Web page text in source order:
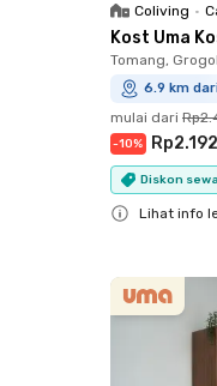
Coliving •
Kost Uma
Tomang,
6.9 km
mulai dari
-10%
Diskon
Lihat info